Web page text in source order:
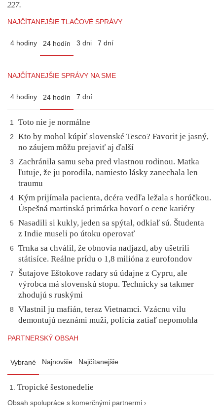
227.
NAJČÍTANEJŠIE TLAČOVÉ SPRÁVY
4 hodiny 24 hodín 3 dni 7 dní
NAJČÍTANEJŠIE SPRÁVY NA SME
4 hodiny 24 hodín 7 dní
1 Toto nie je normálne
2
Kto by mohol kúpiť slovenské Tesco? Favorit je jasný,
no záujem môžu prejaviť aj ďalší
3
Zachránila samu seba pred vlastnou rodinou. Matka
ľutuje, že ju porodila, namiesto lásky zanechala len
traumu
4 Kým prijímala pacienta, dcéra vedľa ležala s horúčkou.
Úspešná martinská primárka hovorí o cene kariéry
5
Nasadili si kukly, jeden sa spýtal, odkiaľ sú. Študenta
z Indie museli po útoku operovať
6
Trnka sa chválil, že obnovia nadjazd, aby ušetrili
státisíce. Reálne prídu o 1,8 milióna z eurofondov
7
Šutajove Eštokove radary sú údajne z Cypru, ale
výrobca má slovenskú stopu. Technicky sa takmer
zhodujú s ruskými
8
Vlastnil ju mafián, teraz Vietnamci. Vzácnu vilu
demontujú neznámi muži, polícia zatiaľ nepomohla
PARTNERSKÝ OBSAH
Vybrané Najnovšie Najčítanejšie
Tropické šestonedelie
Obsah spolupráce s komerčnými partnermi ›